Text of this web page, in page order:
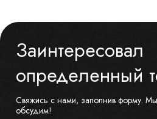
Заинтересовал
определенный
Свяжись с нами, заполнив форму.
обсудим!